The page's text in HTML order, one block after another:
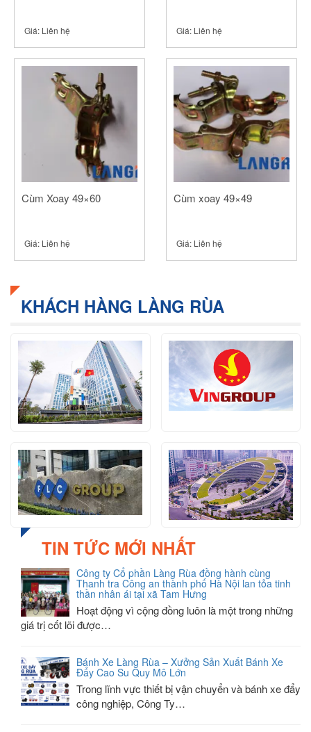
Giá: Liên hệ Giá: Liên hệ
Cùm Xoay 49×60
Giá: Liên hệ
Cùm xoay 49×49
Giá: Liên hệ
KHÁCH HÀNG LÀNG RÙA
TIN TỨC MỚI NHẤT
Công ty Cổ phần Làng Rùa đồng hành cùng
Thanh tra Công an thành phố Hà Nội lan tỏa tinh
thần nhân ái tại xã Tam Hưng
Hoạt động vì cộng đồng luôn là một trong những
giá trị cốt lõi được…
Bánh Xe Làng Rùa – Xưởng Sản Xuất Bánh Xe
Đẩy Cao Su Quy Mô Lớn
Trong lĩnh vực thiết bị vận chuyển và bánh xe đẩy
công nghiệp, Công Ty…